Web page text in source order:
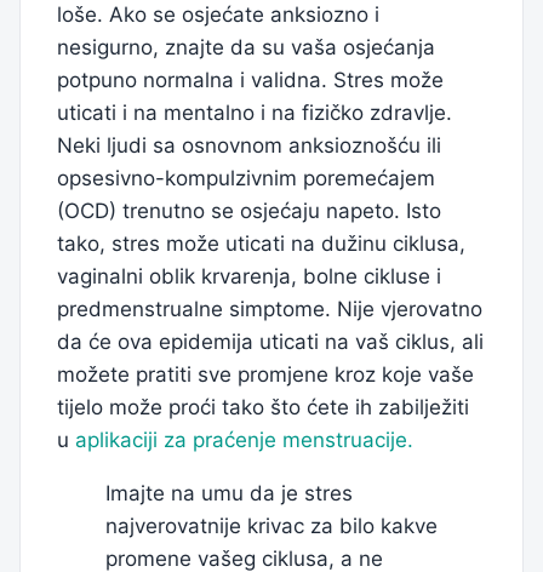
loše. Ako se osjećate anksiozno i
nesigurno, znajte da su vaša osjećanja
potpuno normalna i validna. Stres može
uticati i na mentalno i na fizičko zdravlje.
Neki ljudi sa osnovnom anksioznošću ili
opsesivno-kompulzivnim poremećajem
(OCD) trenutno se osjećaju napeto. Isto
tako, stres može uticati na dužinu ciklusa,
vaginalni oblik krvarenja, bolne cikluse i
predmenstrualne simptome. Nije vjerovatno
da će ova epidemija uticati na vaš ciklus, ali
možete pratiti sve promjene kroz koje vaše
tijelo može proći tako što ćete ih zabilježiti
u aplikaciji za praćenje menstruacije.
Imajte na umu da je stres
najverovatnije krivac za bilo kakve
promene vašeg ciklusa, a ne